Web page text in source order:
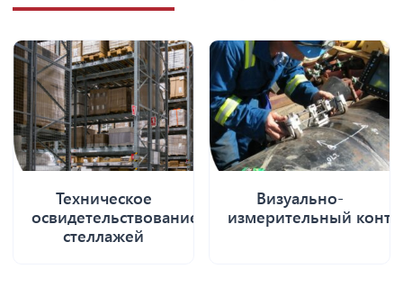
Техническое
освидетельствование
стеллажей
Визуально-
измерительный